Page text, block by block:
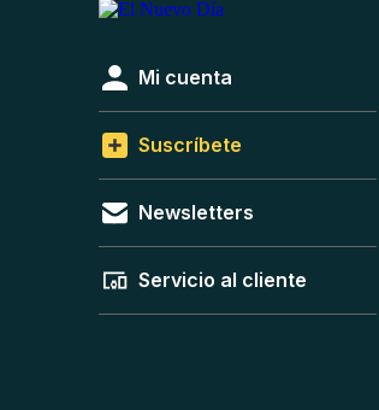
Mi cuenta
Suscríbete
Newsletters
Servicio al cliente